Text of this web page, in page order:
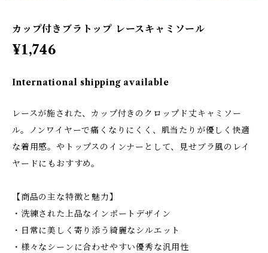
カップ付きブラトップ レースキャミソール
¥1,746
International shipping available
レースが施された、カップ付きのクロップド丈キャミソー
ル。ノンワイヤーで痛くなりにくく、肌当たりが優しく快適
な着用感。やトップスのインナーとして、見せブラ風のレイ
ヤードにもおすすめ。
【商品の主な特徴と魅力】
・洗練された上品なインポートデザイン
・日常に美しく寄り添う綺麗なシルエット
・様々なシーンに合わせやすい優秀な汎用性